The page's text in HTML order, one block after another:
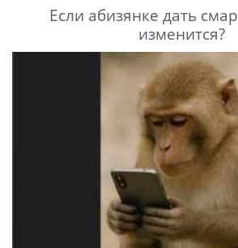
Если абизянке дать
изменится?